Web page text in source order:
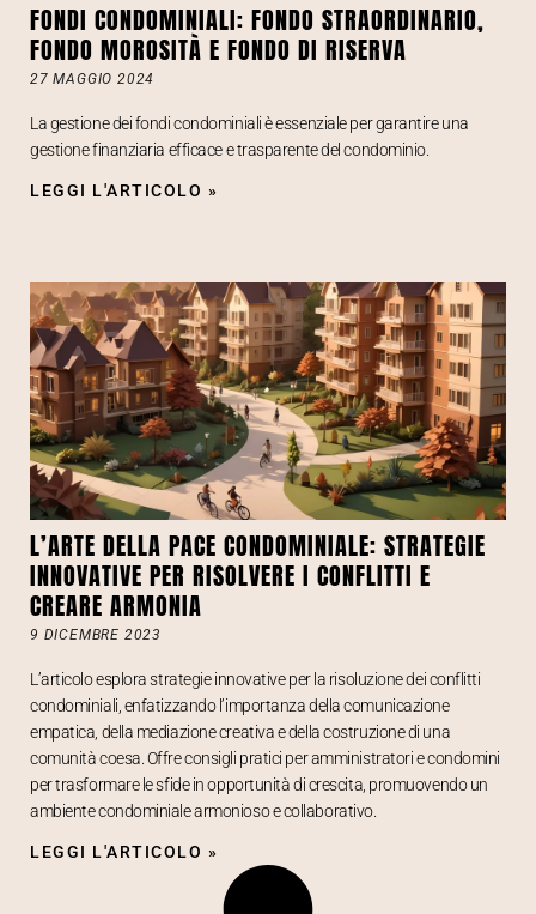
FONDI CONDOMINIALI: FONDO STRAORDINARIO,
FONDO MOROSITÀ E FONDO DI RISERVA
27 MAGGIO 2024
La gestione dei fondi condominiali è essenziale per garantire una
gestione finanziaria efficace e trasparente del condominio.
LEGGI L'ARTICOLO »
L’ARTE DELLA PACE CONDOMINIALE: STRATEGIE
INNOVATIVE PER RISOLVERE I CONFLITTI E
CREARE ARMONIA
9 DICEMBRE 2023
L’articolo esplora strategie innovative per la risoluzione dei conflitti
condominiali, enfatizzando l’importanza della comunicazione
empatica, della mediazione creativa e della costruzione di una
comunità coesa. Offre consigli pratici per amministratori e condomini
per trasformare le sfide in opportunità di crescita, promuovendo un
ambiente condominiale armonioso e collaborativo.
LEGGI L'ARTICOLO »